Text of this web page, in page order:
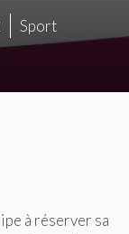
Sport
à réserver sa